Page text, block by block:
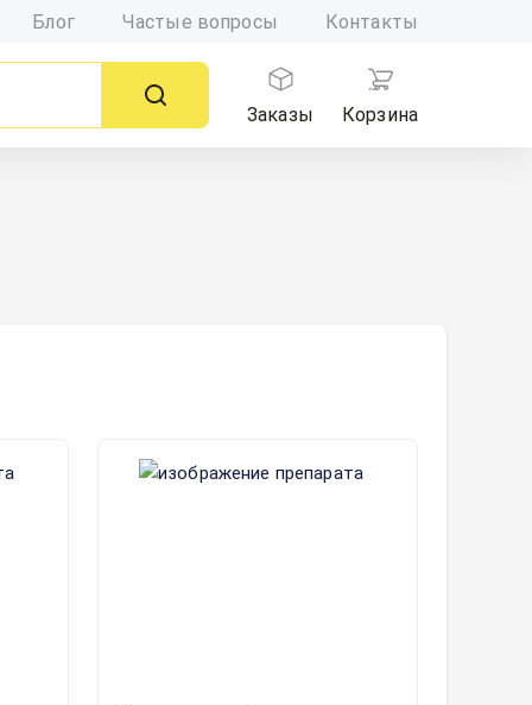
Блог Частые вопросы Контакты
Заказы
Корзина